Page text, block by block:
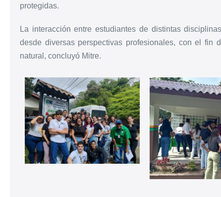
protegidas.
La interacción entre estudiantes de distintas
desde diversas perspectivas profesionales, con el fin
natural, concluyó Mitre.